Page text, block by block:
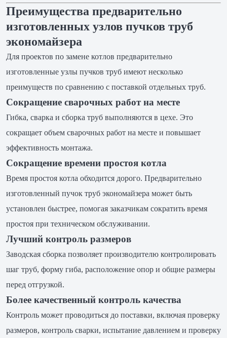
Преимущества предварительно
изготовленных узлов пучков труб
экономайзера
Для проектов по замене котлов предварительно
изготовленные узлы пучков труб имеют несколько
преимуществ по сравнению с поставкой отдельных труб.
Сокращение сварочных работ на месте
Гибка, сварка и сборка труб выполняются в цехе. Это
сокращает объем сварочных работ на месте и повышает
эффективность монтажа.
Сокращение времени простоя котла
Время простоя котла обходится дорого. Предварительно
изготовленный пучок труб экономайзера может быть
установлен быстрее, помогая заказчикам сократить время
простоя при техническом обслуживании.
Лучший контроль размеров
Заводская сборка позволяет производителю контролировать
шаг труб, форму гиба, расположение опор и общие размеры
перед отгрузкой.
Более качественный контроль качества
Контроль может проводиться до поставки, включая проверку
размеров, контроль сварки, испытание давлением и проверку